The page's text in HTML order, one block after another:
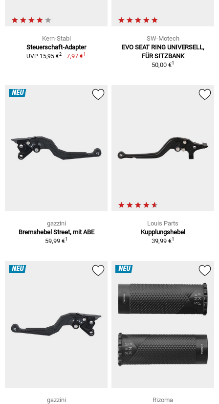
Kern-Stabi
Steuerschaft-Adapter
UVP 15,95 €2 7,97 €1
SW-Motech
EVO SEAT RING UNIVERSELL,
FÜR SITZBANK
50,00 €1
NEU
gazzini
Bremshebel Street, mit ABE
59,99 €1
Louis Parts
Kupplungshebel
39,99 €1
NEU
gazzini
NEU
Rizoma